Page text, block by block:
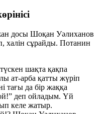
досы Шоқан Уәлиханов
халін сұрайды. Потанин
шақта қақпа
ат-арба қатты жүріп
тағы да бір жаққа
деп ойладым. Үй
келе жатыр.